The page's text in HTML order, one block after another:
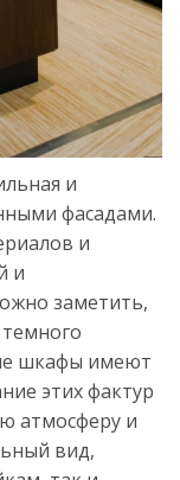
и
фасадами.
и
и
заметить,
шкафы имеют
этих фактур
атмосферу и
вид,